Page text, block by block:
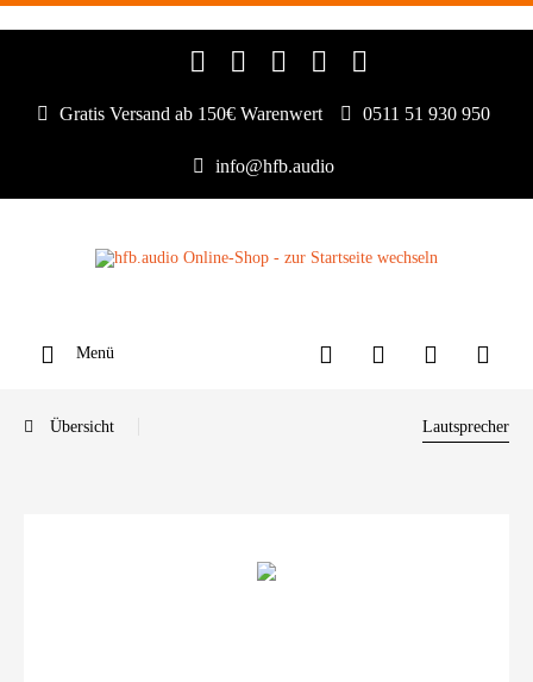
Gratis Versand ab 150€ Warenwert 0511 51 930 950
info@hfb.audio
Menü
Übersicht Lautsprecher